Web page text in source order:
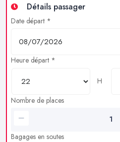
Détails passager
Date départ *
Heure départ *
H
Nombre de places
Bagages en soutes